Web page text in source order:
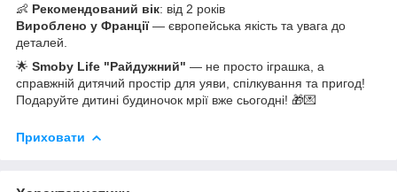
👶 Рекомендований вік: від 2 років
Вироблено у Франції— європейська якість та увага до
деталей.
🌟 Smoby Life "Райдужний" — не просто іграшка, а
справжній дитячий простір для уяви, спілкування та пригод!
Подаруйте дитині будиночок мрії вже сьогодні! 🎁💌
Приховати